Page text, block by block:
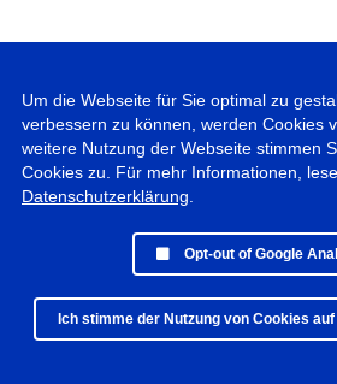
Um die Webseite für Sie optimal zu
verbessern zu können, werden Cookies
weitere Nutzung der Webseite stimmen
Cookies zu. Für mehr Informationen,
Datenschutzerklärung
Opt-out of Google
Ich stimme der Nutzung von Cookies